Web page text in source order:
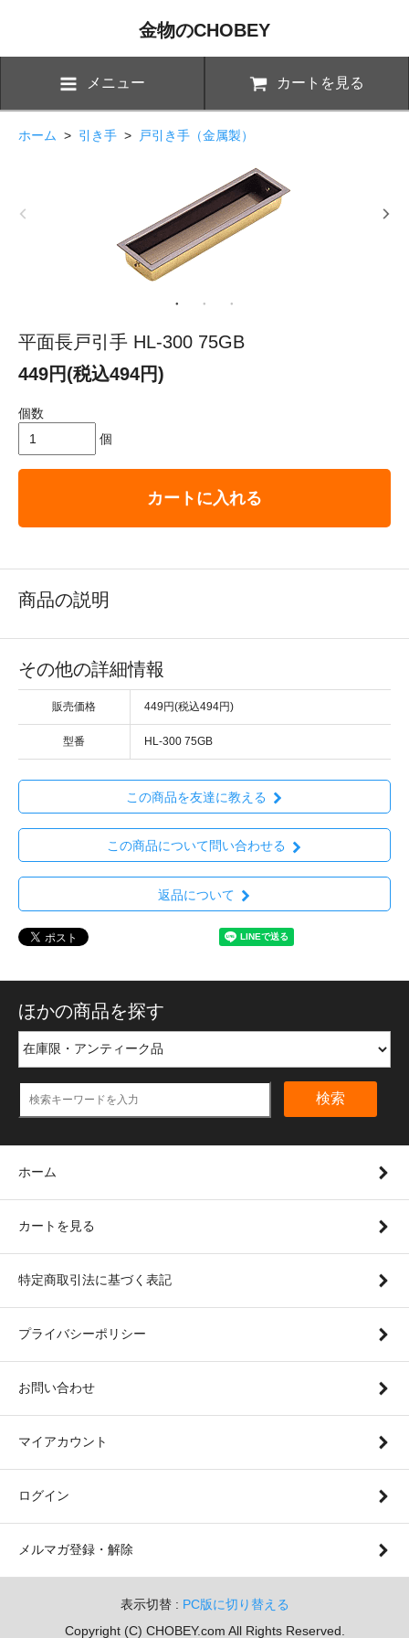
金物のCHOBEY
メニュー カートを見る
ホーム > 引き手 > 戸引き手（金属製）
平面長戸引手 HL-300 75GB
449円(税込494円)
個数
個
カートに入れる
商品の説明
その他の詳細情報
販売価格 449円(税込494円)
型番 HL-300 75GB
この商品を友達に教える
この商品について問い合わせる
返品について
ほかの商品を探す
検索
ホーム
カートを見る
特定商取引法に基づく表記
プライバシーポリシー
お問い合わせ
マイアカウント
ログイン
メルマガ登録・解除
表示切替 : PC版に切り替える
Copyright (C) CHOBEY.com All Rights Reserved.